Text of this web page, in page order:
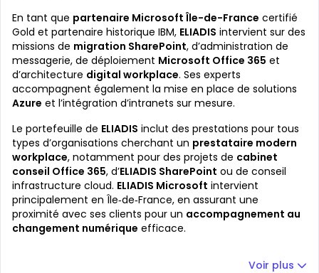
En tant que partenaire Microsoft Île-de-France certifié
Gold et partenaire historique IBM, ELIADIS intervient sur des
missions de migration SharePoint, d’administration de
messagerie, de déploiement Microsoft Office 365 et
d’architecture digital workplace. Ses experts
accompagnent également la mise en place de solutions
Azure et l’intégration d’intranets sur mesure.
Le portefeuille de ELIADIS inclut des prestations pour tous
types d’organisations cherchant un prestataire modern
workplace, notamment pour des projets de cabinet
conseil Office 365, d’ELIADIS SharePoint ou de conseil
infrastructure cloud. ELIADIS Microsoft intervient
principalement en Île‑de‑France, en assurant une
proximité avec ses clients pour un accompagnement au
changement numérique efficace.
Voir plus